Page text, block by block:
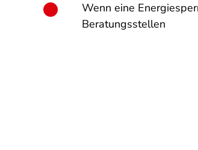
Wenn eine
Beratungsstellen